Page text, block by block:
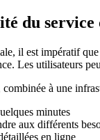
du service
il est impératif
Les utilisateurs
à une
minutes
aux différents
en ligne